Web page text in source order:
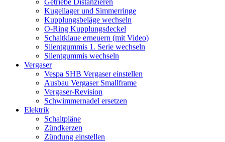
Getriebe Distanzieren
Kugellager und Simmerringe
Kupplungsbeläge wechseln
O-Ring Kupplungsdeckel
Schaltklaue erneuern (mit Video)
Silentgummis 1. Serie wechseln
Silentgummis wechseln
Vergaser
Vespa SHB Vergaser einstellen
Ausbau Vergaser Smallframe
Vergaser-Revision
Schwimmernadel ersetzen
Elektrik
Schaltpläne
Zündkerzen
Zündung einstellen